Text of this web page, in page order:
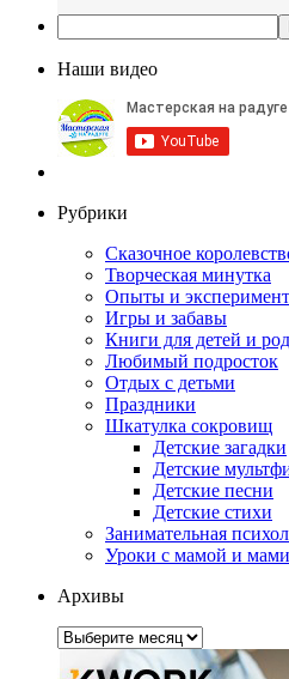
Наши видео
Рубрики
Сказочное
Творческая минутка
Опыты и
Игры и забавы
Книги для детей и
Любимый подросток
Отдых с детьми
Праздники
Шкатулка сокровищ
Детские загадки
Детские
Детские песни
Детские стихи
Занимательная
Уроки с мамой и
Архивы
Архивы